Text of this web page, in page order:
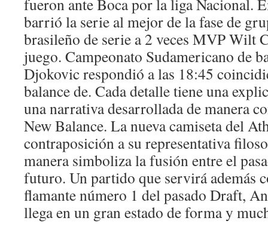
fueron ante Boca por la liga Nacional.
barrió la serie al mejor de la fase de
brasileño de serie a 2 veces MVP Wilt
juego. Campeonato Sudamericano de
Djokovic respondió a las 18:45
balance de. Cada detalle tiene una
una narrativa desarrollada de manera
New Balance. La nueva camiseta del
contraposición a su representativa
manera simboliza la fusión entre el
futuro. Un partido que servirá además
flamante número 1 del pasado Draft,
llega en un gran estado de forma y